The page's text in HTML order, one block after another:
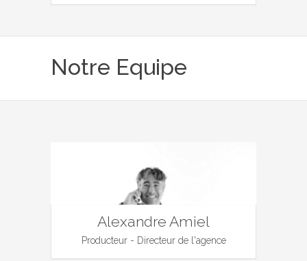
Notre Equipe
Alexandre Amiel
Producteur - Directeur de l'agence